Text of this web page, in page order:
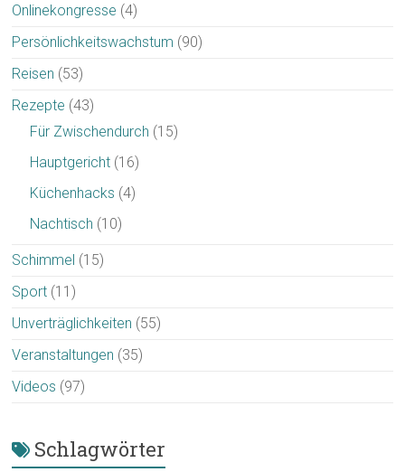
Onlinekongresse (4)
Persönlichkeitswachstum (90)
Reisen (53)
Rezepte (43)
Für Zwischendurch (15)
Hauptgericht (16)
Küchenhacks (4)
Nachtisch (10)
Schimmel (15)
Sport (11)
Unverträglichkeiten (55)
Veranstaltungen (35)
Videos (97)
Schlagwörter